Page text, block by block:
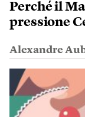
Perché il
pressione
Alexandre